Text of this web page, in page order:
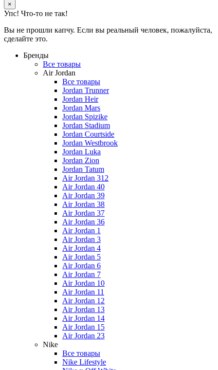
×
Упс! Что-то не так!
Вы не прошли капчу. Если вы реальный человек, пожалуйста,
сделайте это.
Бренды
Все товары
Air Jordan
Все товары
Jordan Trunner
Jordan Heir
Jordan Mars
Jordan Spizike
Jordan Stadium
Jordan Courtside
Jordan Westbrook
Jordan Luka
Jordan Zion
Jordan Tatum
Air Jordan 312
Air Jordan 40
Air Jordan 39
Air Jordan 38
Air Jordan 37
Air Jordan 36
Air Jordan 1
Air Jordan 3
Air Jordan 4
Air Jordan 5
Air Jordan 6
Air Jordan 7
Air Jordan 10
Air Jordan 11
Air Jordan 12
Air Jordan 13
Air Jordan 14
Air Jordan 15
Air Jordan 23
Nike
Все товары
Nike Lifestyle